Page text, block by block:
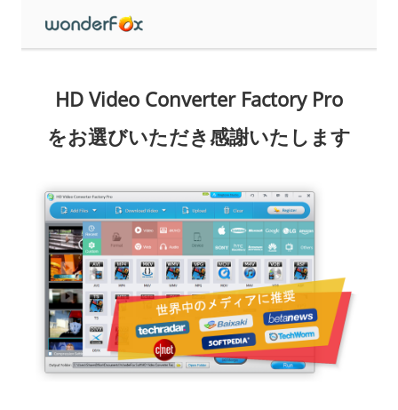
HD Video Converter Factory Pro
をお選びいただき感謝いたします